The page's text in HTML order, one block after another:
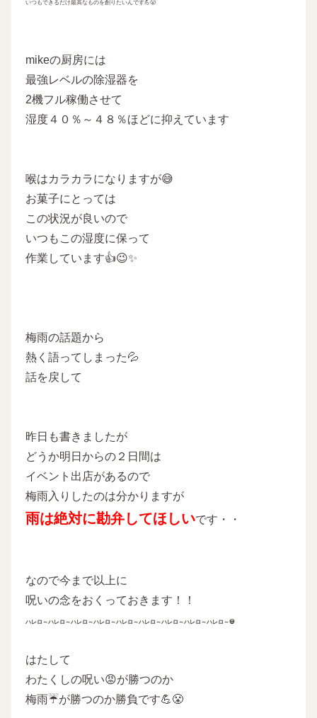
いつもできるだけ最高なものを創りたいんです💪😤
mikeの厨房には
最強レベルの除湿器を
2機フル稼働させて
湿度４０％～４８％ほどに抑えています
喉はカラカラになりますが😅
お菓子にとっては
この状況が良いので
いつもこの湿度に保って
作業しています👍😉✨
梅雨の話題から
熱く語ってしまった💦
話を戻して
昨日も書きましたが
どうか明日からの２日間は
イベント出店があるので
梅雨入りしたのは分かりますが
雨は絶対に勘弁してほしいです・・
なので今まで以上に
呪いの念をおくっておきます！！
ハレロ～ハレロ～ハレロ～ハレロ～ハレロ～ハレロ～ハレロ～ハレロ～ハレロ～💀
はたして
わたくしの呪い😡が勝つのか
梅雨☔が勝つのか勝負です💪😤